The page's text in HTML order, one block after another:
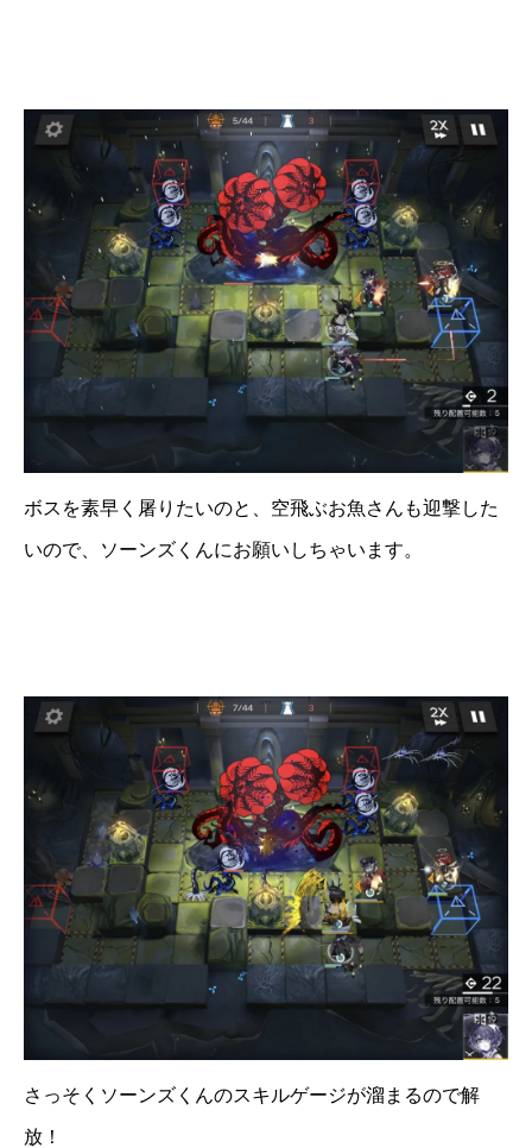
ボスを素早く屠りたいのと、空飛ぶお魚さんも迎撃した
いので、ソーンズくんにお願いしちゃいます。
さっそくソーンズくんのスキルゲージが溜まるので解
放！